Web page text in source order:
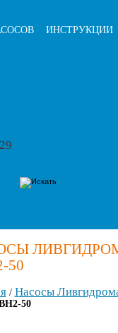
ИНСТРУКЦИИ
50
/ Насосы
50